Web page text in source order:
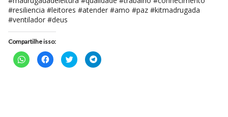
#resiliencia #leitores #atender #amo #paz #kitmadrugada
#ventilador #deus
Compartilhe isso:
Clique
para
compartilhar
Clique
para
compartilhar
Clique
para
compartilhar
Clique
para